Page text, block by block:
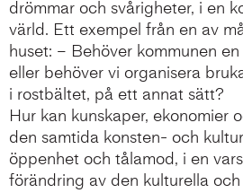
drömmar och svårigheter, i en
värld. Ett exempel från en av
huset: – Behöver kommunen
eller behöver vi organisera
i rostbältet, på ett annat sätt?
Hur kan kunskaper, ekonomier
den samtida konsten- och
öppenhet och tålamod, i en
förändring av den kulturella